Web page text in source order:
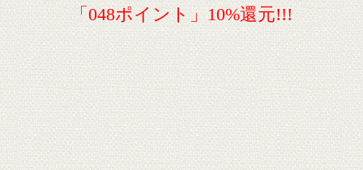
「048ポイント」10%還元!!!